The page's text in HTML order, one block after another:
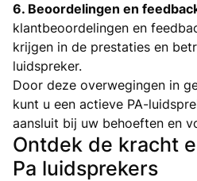
6. Beoordelingen en
klantbeoordelingen en
krijgen in de prestaties en
luidspreker.
Door deze overwegingen in
kunt u een actieve PA-
aansluit bij uw behoeften en
Ontdek de kracht
Pa luidsprekers